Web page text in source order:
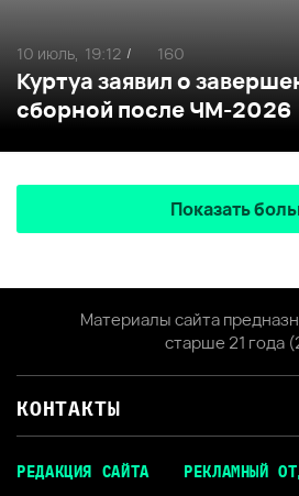
Куртуа заявил о
сборной после ЧМ-2026
10 июль, 19:12 / 160
Показать
Материалы сайта
старше 21 года
КОНТАКТЫ
РЕДАКЦИЯ САЙТА РЕКЛАМНЫЙ